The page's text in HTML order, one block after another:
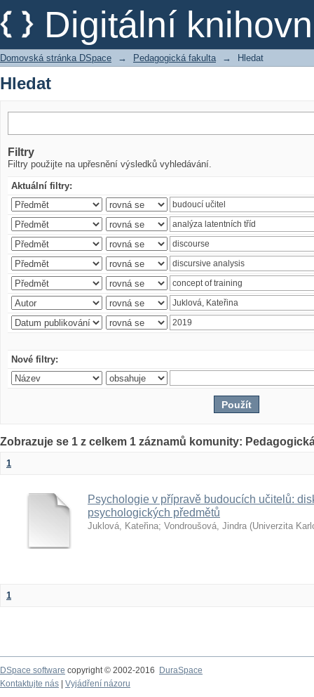
Digitální
Hledat
Domovská stránka DSpace → Pedagogická fakulta → Hledat
Hledat
Filtry
Filtry použijte na upřesnění výsledků vyhledávání.
Aktuální filtry:
Nové filtry:
Zobrazuje se 1 z celkem 1 záznamů komunity:
1
Psychologie v přípravě budoucích učitelů:
psychologických předmětů
Juklová, Kateřina; Vondroušová, Jindra (Univerzita
1
DSpace software copyright © 2002-2016
DuraSpace
Kontaktujte nás
Vyjádření názoru